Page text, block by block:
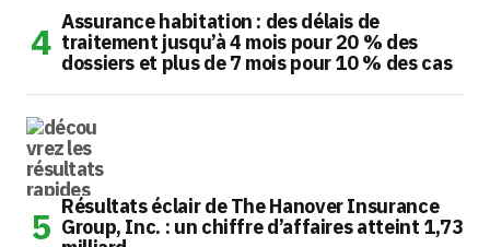
Assurance habitation : des délais de
traitement jusqu’à 4 mois pour 20 % des
dossiers et plus de 7 mois pour 10 % des cas
Résultats éclair de The Hanover Insurance
Group, Inc. : un chiffre d’affaires atteint 1,73